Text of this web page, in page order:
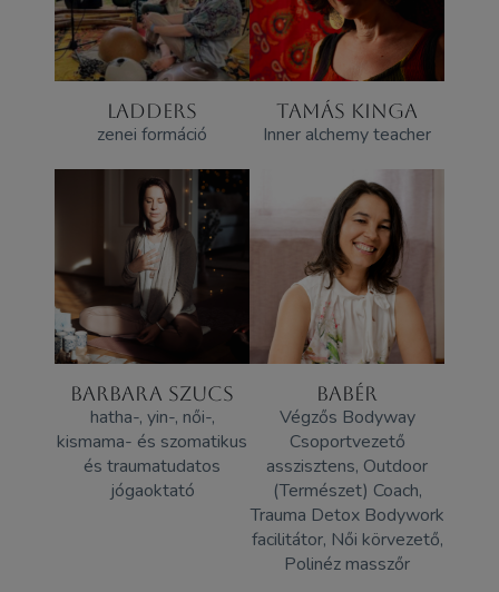
LADDERS
zenei formáció
TAMÁS KINGA
Inner alchemy teacher
BARBARA SZUCS
hatha-, yin-, női-,
kismama- és szomatikus
és traumatudatos
jógaoktató
BABÉR
Végzős Bodyway
Csoportvezető
asszisztens, Outdoor
(Természet) Coach,
Trauma Detox Bodywork
facilitátor, Női körvezető,
Polinéz masszőr